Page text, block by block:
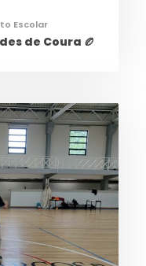
Escolar
de Coura 🏉